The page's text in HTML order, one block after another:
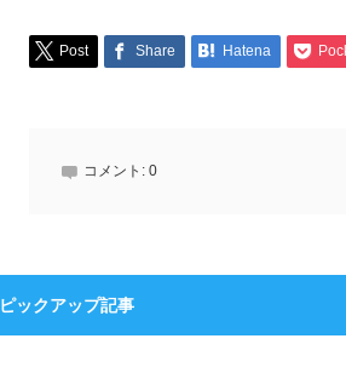
Post Share Hatena
コメント: 0
ピックアップ記事